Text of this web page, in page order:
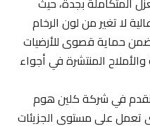
لا تغير من لون الرخام
حماية قصوى للأرضيات
المنتشرة في أجواء
في شركة كلين هوم
على مستوى الجزيئات